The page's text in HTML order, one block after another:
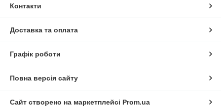
Контакти
Доставка та оплата
Графік роботи
Повна версія сайту
Сайт створено на маркетплейсі Prom.ua